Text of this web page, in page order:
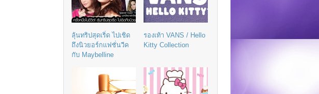
ลุ้นทริปสุดเริ่ด ไปเชิด
ถึงนิวยอร์กแฟชั่นวีค
กับ Maybelline
รองเท้า VANS / Hello
Kitty Collection